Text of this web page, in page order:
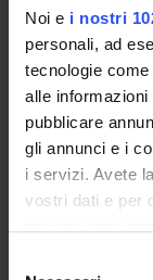
Noi e i nostri
personali, ad
tecnologie
alle
pubblicare
gli annunci e i
i servizi. Avete
vostri dati e per
della Scuola.
In particolare:
Elegge,
Approva,
docente e i
Approva la
strutture
Il Consiglio è
Scuola